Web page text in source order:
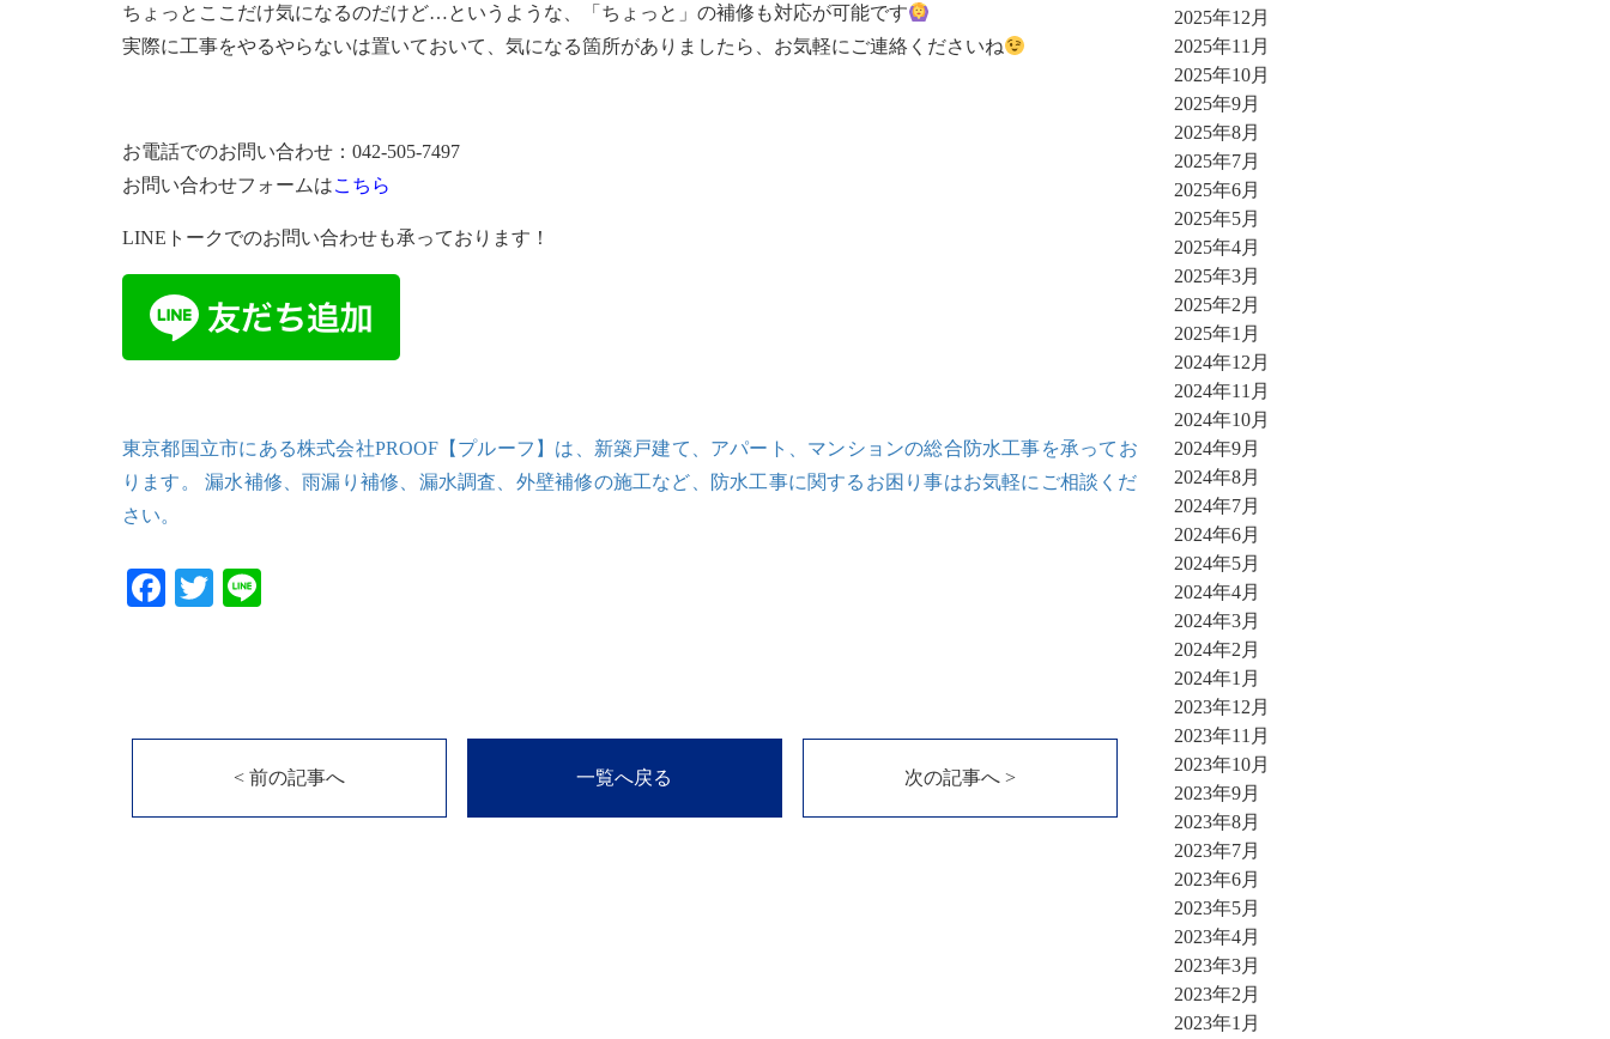
ちょっとここだけ気になるのだけど…というような、「ちょっと」の補修も対応が可能です
実際に工事をやるやらないは置いておいて、気になる箇所がありましたら、お気軽にご連絡くださいね
お電話でのお問い合わせ：042-505-7497
お問い合わせフォームはこちら
LINEトークでのお問い合わせも承っております！
東京都国立市にある株式会社PROOF【プルーフ】は、新築戸建て、アパート、マンションの総合防水工事を承ってお
ります。 漏水補修、雨漏り補修、漏水調査、外壁補修の施工など、防水工事に関するお困り事はお気軽にご相談くだ
さい。
Facebook
Twitter
< 前の記事へ 一覧へ戻る 次の記事へ >
2025年12月
2025年11月
2025年10月
2025年9月
2025年8月
2025年7月
2025年6月
2025年5月
2025年4月
2025年3月
2025年2月
2025年1月
2024年12月
2024年11月
2024年10月
2024年9月
2024年8月
2024年7月
2024年6月
2024年5月
2024年4月
2024年3月
2024年2月
2024年1月
2023年12月
2023年11月
2023年10月
2023年9月
2023年8月
2023年7月
2023年6月
2023年5月
2023年4月
2023年3月
2023年2月
2023年1月